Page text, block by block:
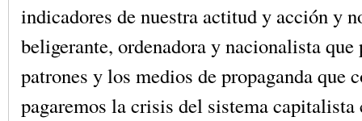
indicadores de nuestra actitud y acción y
beligerante, ordenadora y nacionalista que
patrones y los medios de propaganda que
pagaremos la crisis del sistema capitalista